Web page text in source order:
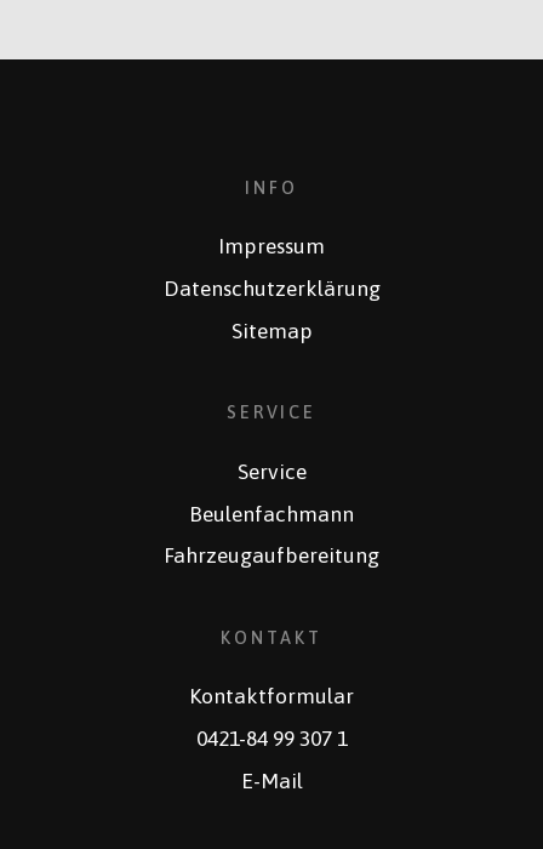
INFO
Impressum
Datenschutzerklärung
Sitemap
SERVICE
Service
Beulenfachmann
Fahrzeugaufbereitung
KONTAKT
Kontaktformular
0421-84 99 307 1
E-Mail